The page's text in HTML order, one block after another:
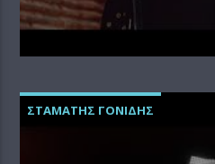
ΣΤΑΜΑΤΗΣ ΓΟΝΙΔΗΣ